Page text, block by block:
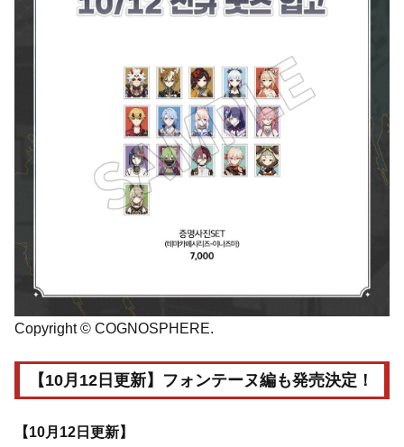
Copyright © COGNOSPHERE.
【10月12日更新】フォンテーヌ編も発売決定！
【10月12日更新】